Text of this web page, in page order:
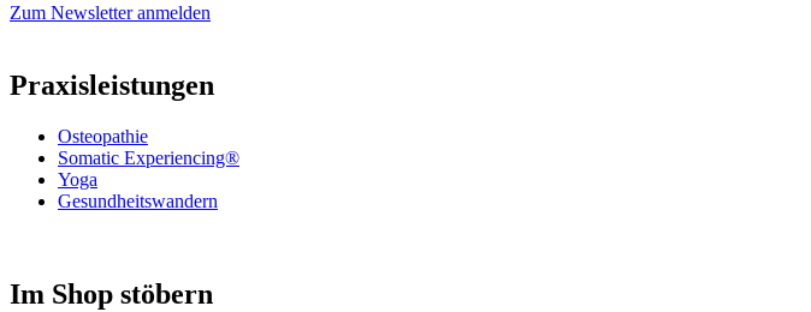
Zum Newsletter anmelden
Praxisleistungen
Osteopathie
Somatic Experiencing®
Yoga
Gesundheitswandern
Im Shop stöbern